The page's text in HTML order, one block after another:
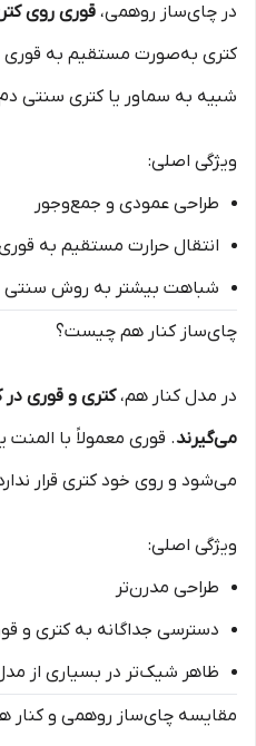
در چای‌ساز روهمی، قوری روی
کتری به‌صورت مستقیم به
شبیه به سماور یا کتری سنتی
ویژگی اصلی:
طراحی عمودی و جمع‌وجور
انتقال حرارت مستقیم به
شباهت بیشتر به روش سنتی
چای‌ساز کنار هم چیست؟
در مدل کنار هم،کتری و قوری در
می‌گیرند. قوری معمولاً با المنت
می‌شود و روی خود کتری قرار
ویژگی اصلی:
طراحی مدرن‌تر
دسترسی جداگانه به کتری و
ظاهر شیک‌تر در بسیاری از
مقایسه چای‌ساز روهمی و کنار